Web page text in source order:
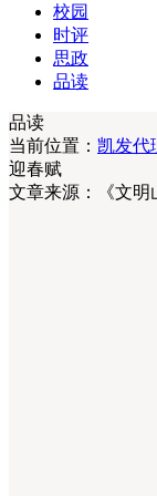
校园
时评
思政
品读
品读
当前位置： 凯发代
迎春赋
文章来源：《文